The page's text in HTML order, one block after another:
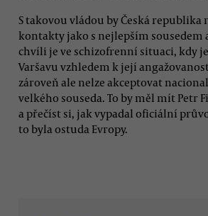
S takovou vládou by Česká
kontakty jako s nejlepším sousedem
chvíli je ve schizofrenní situaci, kdy
Varšavu vzhledem k její
zároveň ale nelze akceptovat
velkého souseda. To by měl mít Petr
a přečíst si, jak vypadal oficiální
to byla ostuda Evropy.